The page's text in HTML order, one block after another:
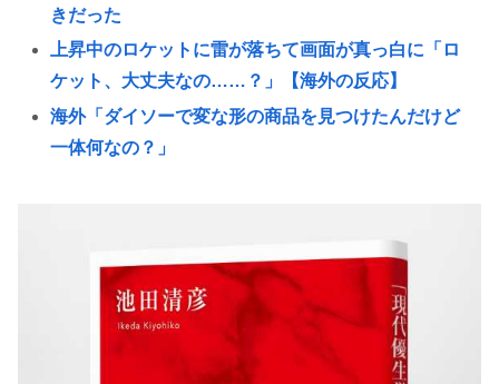
きだった
上昇中のロケットに雷が落ちて画面が真っ白に「ロ
ケット、大丈夫なの……？」【海外の反応】
海外「ダイソーで変な形の商品を見つけたんだけど
一体何なの？」
女子高生さん、顔面にクマ撃退スプレーを噴射され
て救助要請してしまう
会社員(26)「女性が着用している下着を見たかった」
女子高生2人の下着を盗撮
全国の女子高生、お前らに苦言www